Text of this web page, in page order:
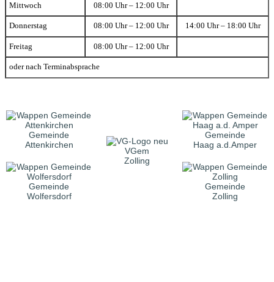
Mittwoch 08:00 Uhr – 12:00 Uhr
Donnerstag 08:00 Uhr – 12:00 Uhr 14:00 Uhr – 18:00 Uhr
Freitag 08:00 Uhr – 12:00 Uhr
oder nach Terminabsprache
Gemeinde
Attenkirchen
VGem
Zolling
Gemeinde
Haag a.d.Amper
Gemeinde
Wolfersdorf
Gemeinde
Zolling